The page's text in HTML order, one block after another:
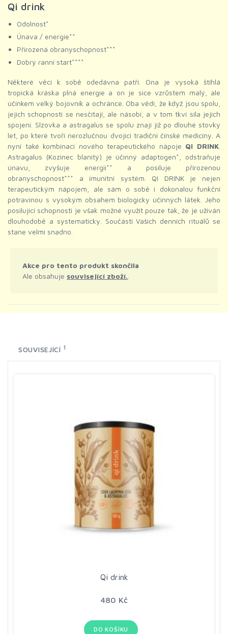
Qi drink
Odolnost*
Únava / energie**
Přirozená obranyschopnost***
Dobrý ranní start****
Některé věci k sobě odedávna patří. Ona je vysoká štíhlá
tropická kráska plná energie a on je sice vzrůstem malý, ale
účinkem velký bojovník a ochránce. Oba vědí, že když jsou spolu,
jejich schopnosti se nesčítají, ale násobí, a v tom tkví síla jejich
spojení. Slzovka a astragalus se spolu znají již po dlouhé stovky
let, po které tvoří nerozlučnou dvojici tradiční čínské medicíny. A
nyní také kombinaci nového terapeutického nápoje QI DRINK
Astragalus (Kozinec blanitý) je účinný adaptogen*, odstraňuje
únavu, zvyšuje energii** a posiluje přirozenou
obranyschopnost*** a imunitní systém. QI DRINK je nejen
terapeutickým nápojem, ale sám o sobě i dokonalou funkční
potravinou s vysokým obsahem biologicky účinných látek. Jeho
posilující schopnosti je však možné využít pouze tak, že je užíván
dlouhodobě a systematicky. Součástí Vašich denních rituálů se
stane velmi snadno.
Akce pro tento produkt skončila
Ale obsahuje související zboží.
SOUVISEJÍCÍ 1
Qi drink
480 Kč
DO KOŠÍKU